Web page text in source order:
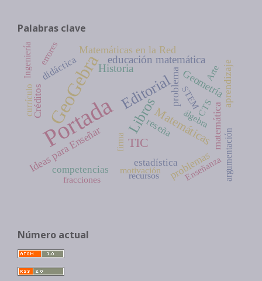
Palabras clave
Portada
GeoGebra Editorial
Libros
TIC Matemáticas
educación matemática
Historia
matemática
Matemáticas en la Red
problemaGeometría
Ideas para Enseñar problemas
estadística
reseña
Créditos aprendizaje
didáctica
competencias Enseñanza
motivación
STEM
álgebra
errores
firma argumentación
Arte
fracciones
currículo
recursos
CTS
Ingeniería
Número actual